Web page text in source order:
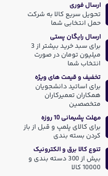
ارسال فوری
تحویل سریع کالا به شرکت
حمل انتخابی شما
ارسال رایگان پستی
برای سبد خرید بیشتر از 3
میلیون تومان در صورت
انتخاب شما
تخفیف و قیمت های ویژه
برای اساتید دانشجویان
همکاران تعمیرکاران
متخصصین
مهلت پشیمانی 10 روزه
برای کالای پلمپ و قبل از باز
کردن بسته بندی
تنوع کالا برق و الکترونیک
بیش از 300 دسته بندی و
10000 کالا